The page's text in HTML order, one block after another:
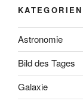
KATEGORIEN
Astronomie
Bild des Tages
Galaxie